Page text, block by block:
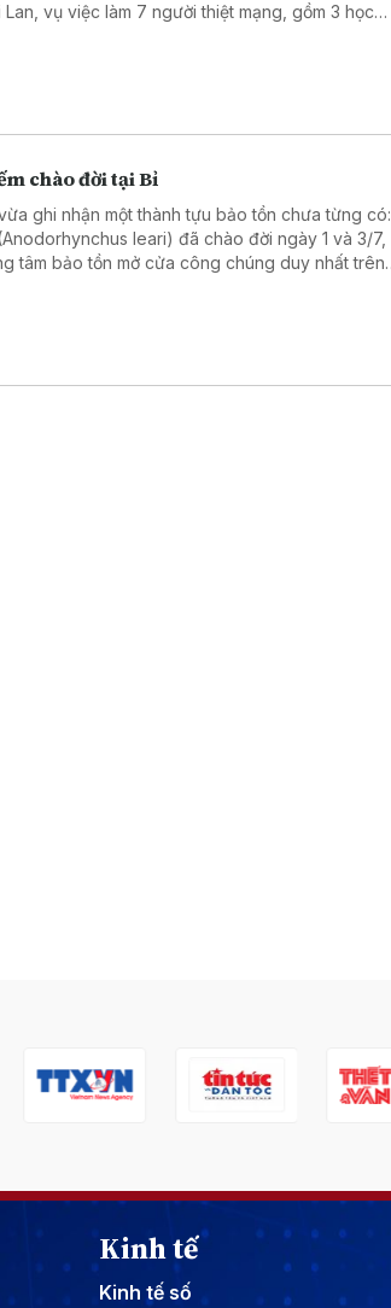
vụ việc làm 7 người thiệt mạng, gồm 3 học
chào đời tại Bỉ
ghi nhận một thành tựu bảo tồn chưa từng có:
leari) đã chào đời ngày 1 và 3/7,
tâm bảo tồn mở cửa công chúng duy nhất trên
Kinh tế
Kinh tế số